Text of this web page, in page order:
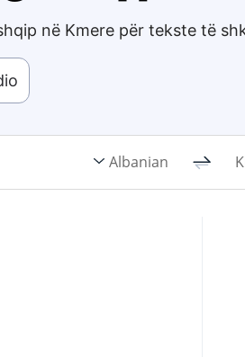
në Kmere për tekste të
Albanian